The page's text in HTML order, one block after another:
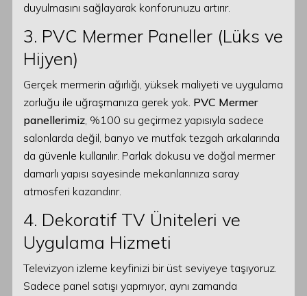
duyulmasını sağlayarak konforunuzu artırır.
3. PVC Mermer Paneller (Lüks ve
Hijyen)
Gerçek mermerin ağırlığı, yüksek maliyeti ve uygulama
zorluğu ile uğraşmanıza gerek yok. PVC Mermer
panellerimiz, %100 su geçirmez yapısıyla sadece
salonlarda değil, banyo ve mutfak tezgah arkalarında
da güvenle kullanılır. Parlak dokusu ve doğal mermer
damarlı yapısı sayesinde mekanlarınıza saray
atmosferi kazandırır.
4. Dekoratif TV Üniteleri ve
Uygulama Hizmeti
Televizyon izleme keyfinizi bir üst seviyeye taşıyoruz.
Sadece panel satışı yapmıyor, aynı zamanda